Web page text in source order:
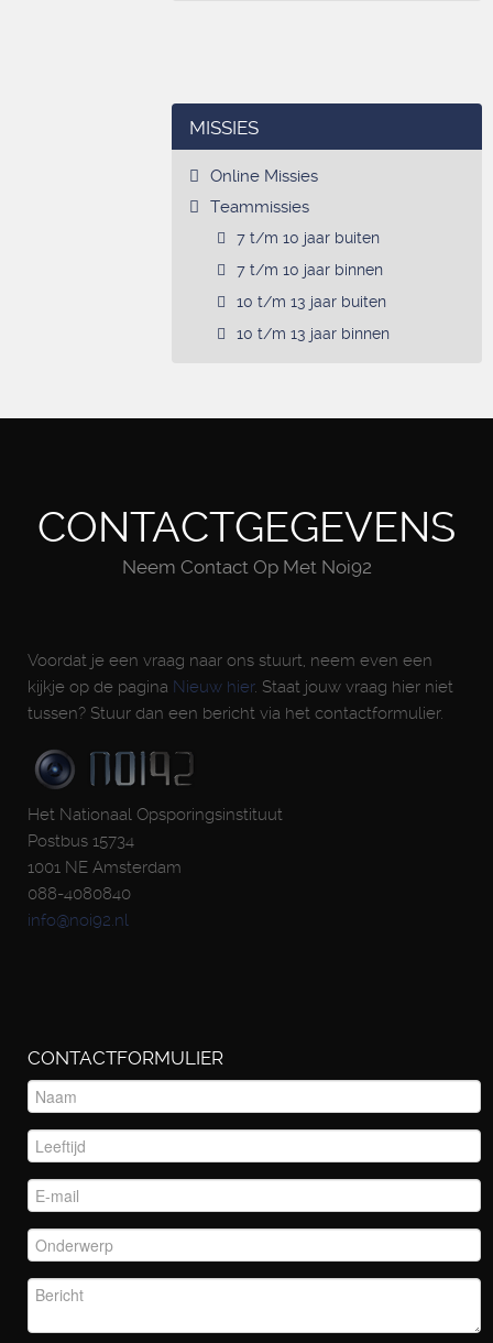
MISSIES
Online Missies
Teammissies
7 t/m 10 jaar buiten
7 t/m 10 jaar binnen
10 t/m 13 jaar buiten
10 t/m 13 jaar binnen
CONTACTGEGEVENS
Neem Contact Op Met Noi92
Voordat je een vraag naar ons stuurt, neem even een
kijkje op de pagina Nieuw hier. Staat jouw vraag hier niet
tussen? Stuur dan een bericht via het contactformulier.
Het Nationaal Opsporingsinstituut
Postbus 15734
1001 NE Amsterdam
088-4080840
info@noi92.nl
CONTACTFORMULIER